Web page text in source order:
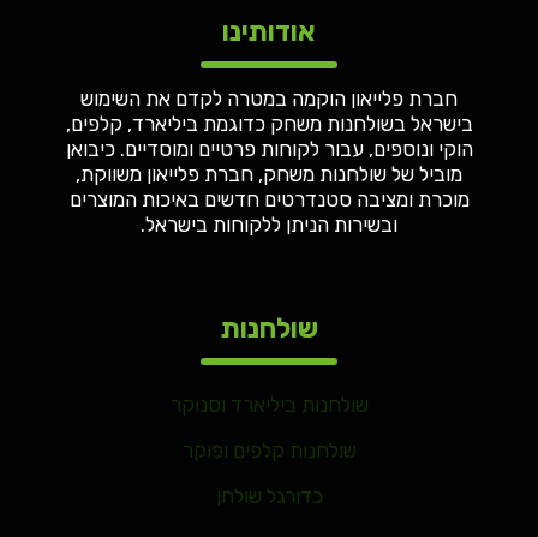
אודותינו
חברת פלייאון הוקמה במטרה לקדם את השימוש
בישראל בשולחנות משחק כדוגמת ביליארד, קלפים,
הוקי ונוספים, עבור לקוחות פרטיים ומוסדיים. כיבואן
מוביל של שולחנות משחק, חברת פלייאון משווקת,
מוכרת ומציבה סטנדרטים חדשים באיכות המוצרים
ובשירות הניתן ללקוחות בישראל.
שולחנות
שולחנות ביליארד וסנוקר
שולחנות קלפים ופוקר
כדורגל שולחן